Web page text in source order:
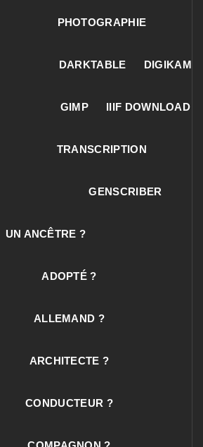
PHOTOGRAPHIE
DARKTABLE DIGIKAM
GIMP IIIF DOWNLOAD
TRANSCRIPTION
GENSCRIBER
UN ANCÊTRE ?
ADOPTÉ ?
ALLEMAND ?
ARCHITECTE ?
CONDUCTEUR ?